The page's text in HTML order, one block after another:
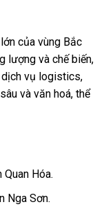
của vùng Bắc
lượng và chế biến,
dịch vụ logistics,
và văn hoá, thể
Hóa.
Nga Sơn.